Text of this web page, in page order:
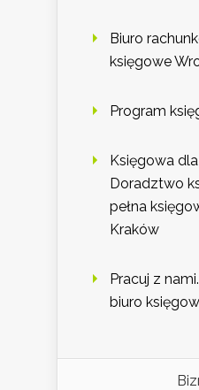
Biuro
księgowe
Program
Księgowa dla
Doradztwo
pełna
Kraków
Pracuj z
biuro